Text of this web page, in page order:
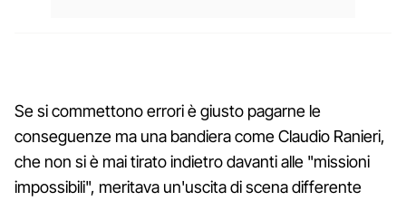
Se si commettono errori è giusto pagarne le
conseguenze ma una bandiera come Claudio Ranieri,
che non si è mai tirato indietro davanti alle "missioni
impossibili", meritava un'uscita di scena differente